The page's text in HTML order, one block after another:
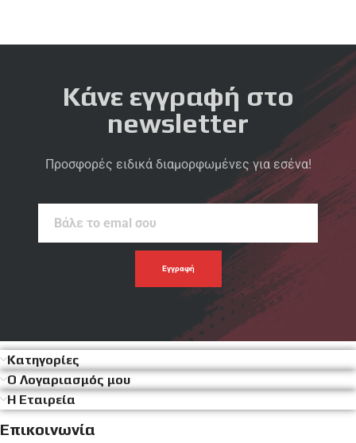
Κάνε εγγραφή στο
newsletter
Προσφορές ειδικά διαμορφωμένες για εσένα!
Κατηγορίες
Ο Λογαριασμός μου
Η Εταιρεία
Επικοινωνία